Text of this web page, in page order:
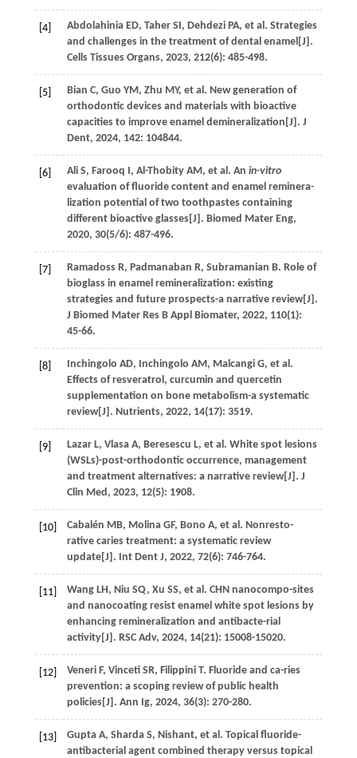
[4] Abdolahinia ED, Taher SI , Dehdezi PA, et al . Strategies
and challenges in the treatment of dental enamel[J].
Cells Tissues Organs, 2023, 212(6): 485-498.
[5] Bian C, Guo YM , Zhu MY, et al . New generation of
orthodontic devices and materials with bioactive
capacities to improve enamel demineralization[J]. J
Dent, 2024, 142: 104844.
[6] Ali S, Farooq , Al-Thobity AM , et al . An in-vitro
evaluation of fluoride content and enamel reminera-
lization potential of two toothpastes containing
different bioactive glasses[J]. Biomed Mater Eng,
2020, 30(5/6): 487-496.
[7] Ramadoss R, Padmanaban R, Subramanian B. Role of
bioglass in enamel remineralization: existing
strategies and future prospects-a narrative review[J].
J Biomed Mater Res B Appl Biomater, 2022, 110(1):
45-66.
[8] Inchingolo AD, Inchingolo AM , Malcangi G, et al .
Effects of resveratrol, curcumin and quercetin
supplementation on bone metabolism-a systematic
review[J]. Nutrients, 2022, 14(17): 3519.
[9] Lazar L, Vlasa A, Beresescu L, et al . White spot lesions
(WSLs)-post-orthodontic occurrence, management
and treatment alternatives: a narrative review[J]. J
Clin Med , 2023, 12(5): 1908.
[10] Cabalén MB, Molina GF, Bono A, et al . Nonresto-
rative caries treatment: a systematic review
update[J]. Int Dent J, 2022, 72(6): 746-764.
[11] Wang LH , Niu SQ, Xu SS, et al . CHN nanocompo-sites
and nanocoating resist enamel white spot lesions by
enhancing remineralization and antibacte-rial
activity[J]. RSC Adv, 2024, 14(21): 15008-15020.
[12] Veneri F, Vinceti SR, Filippini T. Fluoride and ca-ries
prevention: a scoping review of public health
policies[J]. Ann Ig, 2024, 36(3): 270-280.
[13] Gupta A, Sharda S, Nishant, et al . Topical fluoride-
antibacterial agent combined therapy versus topical